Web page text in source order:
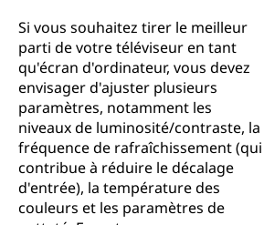
Si vous souhaitez tirer le meilleur
parti de votre téléviseur en tant
qu'écran d'ordinateur, vous devez
envisager d'ajuster plusieurs
paramètres, notamment les
niveaux de luminosité/contraste, la
fréquence de rafraîchissement (qui
contribue à réduire le décalage
d'entrée), la température des
couleurs et les paramètres de